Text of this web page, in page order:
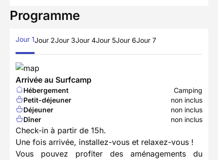
Programme
Jour 1Jour 2Jour 3Jour 4Jour 5Jour 6Jour 7
Arrivée au Surfcamp
Hébergement
Camping
Petit-déjeuner
non inclus
Déjeuner
non inclus
Dîner
non inclus
Check-in à partir de 15h.
Une fois arrivée, installez-vous et relaxez-vous !
Vous pouvez profiter des aménagements du